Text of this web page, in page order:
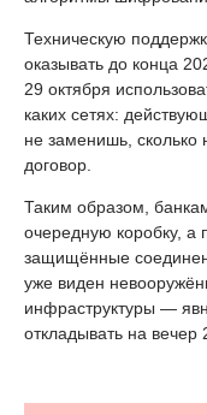
Техническую
оказывать до конца
29 октября
каких сетях:
не заменишь, сколько
договор.
Таким образом,
очередную коробку, а
защищённые
уже виден
инфраструктуры —
откладывать на вечер